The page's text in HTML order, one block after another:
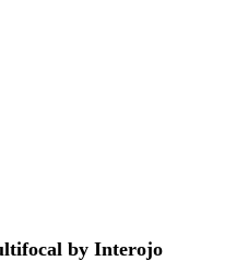
by Interojo